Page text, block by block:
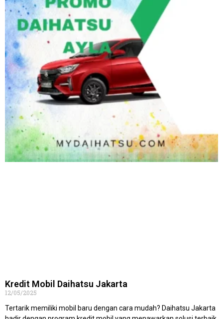
Kredit Mobil Daihatsu Jakarta
12/05/2025
Tertarik memiliki mobil baru dengan cara mudah? Daihatsu Jakarta